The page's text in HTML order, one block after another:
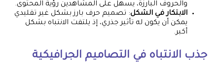
والحروف البارزة، يسهل على المشاهدين رؤية المحتوى.
الابتكار في الشكل: تصميم حرف بارز بشكل غير تقليدي
يمكن أن يكون له تأثير جذري، إذ يلتفت الانتباه بشكل
أكبر.
جذب الانتباه في التصاميم الجرافيكية